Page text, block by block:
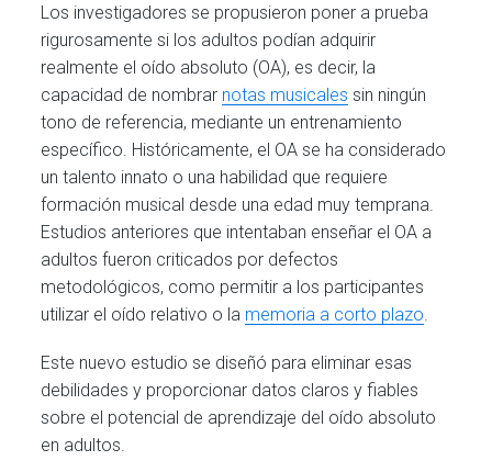
Los investigadores se propusieron poner a prueba
rigurosamente si los adultos podían adquirir
realmente el oído absoluto (OA), es decir, la
capacidad de nombrar notas musicales sin ningún
tono de referencia, mediante un entrenamiento
específico. Históricamente, el OA se ha considerado
un talento innato o una habilidad que requiere
formación musical desde una edad muy temprana.
Estudios anteriores que intentaban enseñar el OA a
adultos fueron criticados por defectos
metodológicos, como permitir a los participantes
utilizar el oído relativo o la memoria a corto plazo
Este nuevo estudio se diseñó para eliminar esas
debilidades y proporcionar datos claros y fiables
sobre el potencial de aprendizaje del oído absoluto
en adultos.